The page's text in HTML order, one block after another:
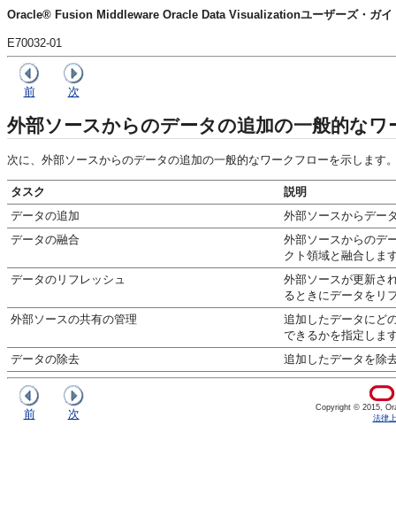
Oracle® Fusion Middleware Oracle Data Visualizationユーザーズ・ガイ
E70032-01
前 次
外部ソースからのデータの追加の一般的なワ
次に、外部ソースからのデータの追加の一般的なワークフローを示します
タスク
説明
データの追加
外部ソースからデー
データの融合
外部ソースからのデ
クト領域と融合しま
データのリフレッシュ
外部ソースが更新さ
るときにデータをリ
外部ソースの共有の管理
追加したデータにど
できるかを指定しま
データの除去
追加したデータを除
前 次
Copyright © 2015,
法律